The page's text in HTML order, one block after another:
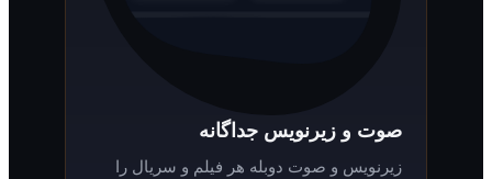
صوت و زیرنویس جداگانه
زیرنویس و صوت دوبله هر فیلم و سریال را